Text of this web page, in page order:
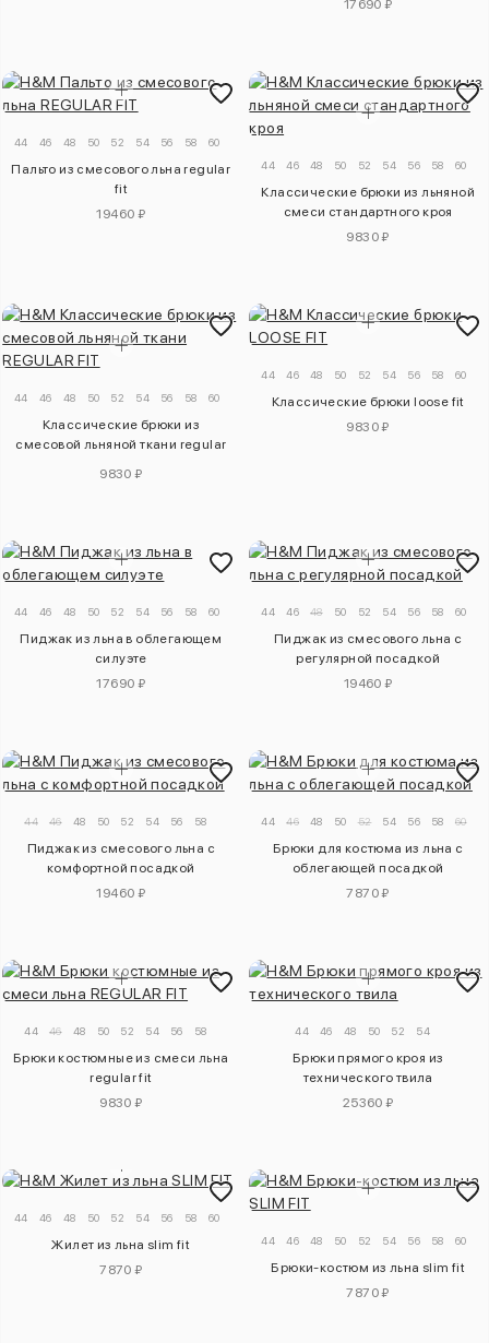
17690 ₽
44 46 48 50 52 54 56 58 60
Пальто из смесового льна regular
fit
19460 ₽
44 46 48 50 52 54 56 58 60
Классические брюки из льняной
смеси стандартного кроя
9830 ₽
44 46 48 50 52 54 56 58 60
Классические брюки из
смесовой льняной ткани regular
9830 ₽
44 46 48 50 52 54 56 58 60
Классические брюки loose fit
9830 ₽
44 46 48 50 52 54 56 58 60
Пиджак из льна в облегающем
силуэте
17690 ₽
44 46 48 50 52 54 56 58 60
Пиджак из смесового льна с
регулярной посадкой
19460 ₽
44 46 48 50 52 54 56 58
Пиджак из смесового льна с
комфортной посадкой
19460 ₽
44 46 48 50 52 54 56 58 60
Брюки для костюма из льна с
облегающей посадкой
7870 ₽
44 46 48 50 52 54 56 58
Брюки костюмные из смеси льна
regular fit
9830 ₽
44 46 48 50 52 54
Брюки прямого кроя из
технического твила
25360 ₽
44 46 48 50 52 54 56 58 60
Жилет из льна slim fit
7870 ₽
44 46 48 50 52 54 56 58 60
Брюки-костюм из льна slim fit
7870 ₽